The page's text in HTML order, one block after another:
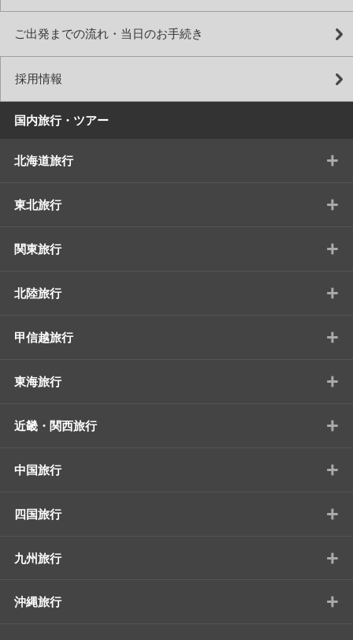
ご出発までの流れ・当日のお手続き
採用情報
国内旅行・ツアー
北海道旅行 +
東北旅行 +
関東旅行 +
北陸旅行 +
甲信越旅行 +
東海旅行 +
近畿・関西旅行 +
中国旅行 +
四国旅行 +
九州旅行 +
沖縄旅行 +